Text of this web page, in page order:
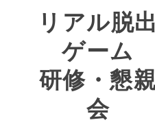
リアル脱
ゲーム
研修・懇
会